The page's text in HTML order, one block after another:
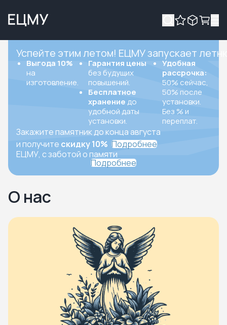
Успейте этим летом! ЕЦМУ запускает
Выгода 10%
на
изготовление.
Гарантия цены
без будущих
повышений.
Бесплатное
хранение до
удобной даты
установки.
Удобная
рассрочка:
50% сейчас,
50% после
установки.
Без % и
переплат.
Закажите памятник до конца августа
и получите скидку 10% Подробнее
ЕЦМУ, с заботой о памяти
Подробнее
О нас